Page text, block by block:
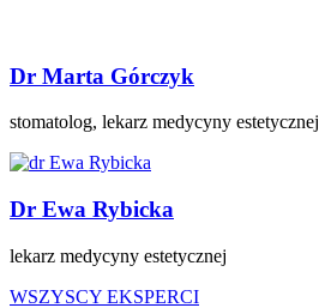
Dr Marta Górczyk
stomatolog, lekarz medycyny estetycznej
Dr Ewa Rybicka
lekarz medycyny estetycznej
WSZYSCY EKSPERCI